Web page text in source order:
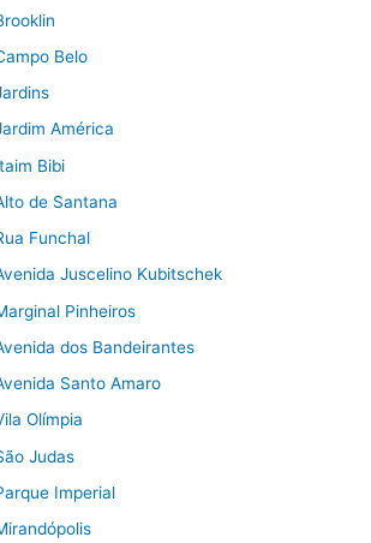
Belo
América
Bibi
de Santana
Funchal
Juscelino Kubitschek
Pinheiros
dos Bandeirantes
Santo Amaro
Olímpia
Judas
Imperial